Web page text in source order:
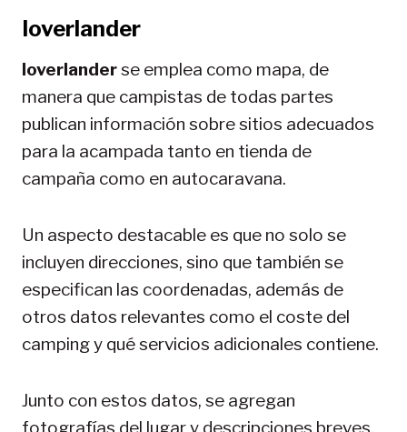
Ioverlander
Ioverlanderse emplea como mapa, de
manera que campistas de todas partes
publican información sobre sitios adecuados
para la acampada tanto en tienda de
campaña como en autocaravana.
Un aspecto destacable es que no solo se
incluyen direcciones, sino que también se
especifican las coordenadas, además de
otros datos relevantes como el coste del
camping y qué servicios adicionales contiene.
Junto con estos datos, se agregan
fotografías del lugar y descripciones breves,